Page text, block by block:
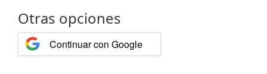
Otras opciones
Continuar con Google